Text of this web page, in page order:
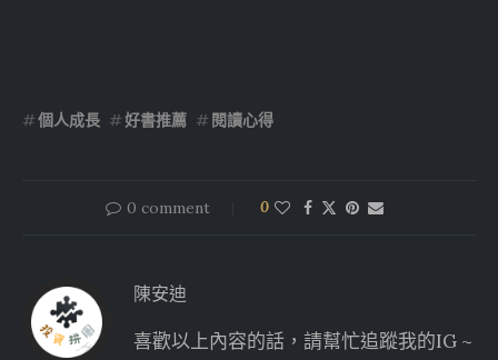
個人成長 好書推薦 閱讀心得
0 comment 0
陳安迪
喜歡以上內容的話，請幫忙追蹤我的IG ~